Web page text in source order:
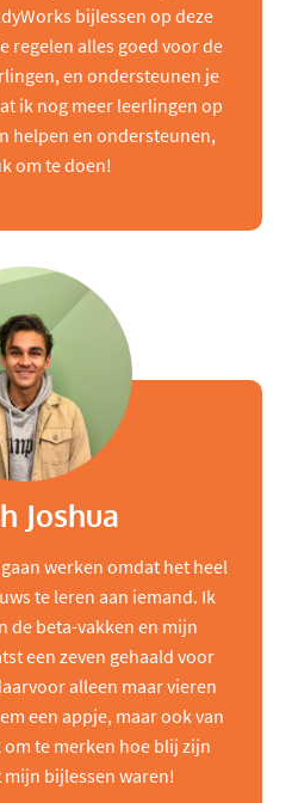
bijlessen op deze
regelen alles goed voor de
en ondersteunen je
ik nog meer leerlingen op
helpen en ondersteunen,
om te doen!
Joshua
werken omdat het heel
te leren aan iemand. Ik
de beta-vakken en mijn
een zeven gehaald voor
alleen maar vieren
een appje, maar ook van
te merken hoe blij zijn
bijlessen waren!